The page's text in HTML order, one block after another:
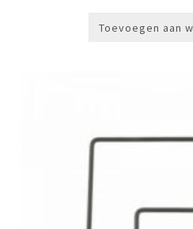
Toevoegen aan